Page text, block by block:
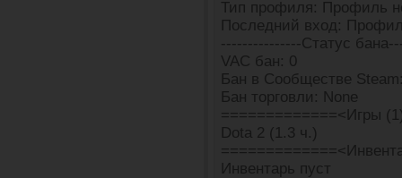
Тип профиля: Профиль
Последний вход:
---------------Статус
VAC бан: 0
Бан в Сообществе
Бан торговли: None
=============<Игры
Dota 2 (1.3 ч.)
Инвентарь пуст